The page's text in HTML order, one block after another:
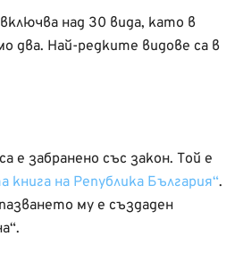
над 30 вида, като в
два. Най-редките видове са в
е забранено със закон. Той е
книга на Република България“.
му е създаден